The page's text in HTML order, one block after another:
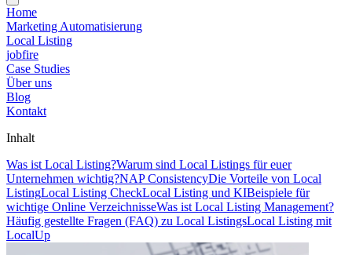
Home
Marketing Automatisierung
Local Listing
jobfire
Case Studies
Über uns
Blog
Kontakt
Inhalt
Was ist Local Listing?Warum sind Local Listings für euer
Unternehmen wichtig?NAP ConsistencyDie Vorteile von Local
ListingLocal Listing CheckLocal Listing und KIBeispiele für
wichtige Online VerzeichnisseWas ist Local Listing Management?
Häufig gestellte Fragen (FAQ) zu Local ListingsLocal Listing mit
LocalUp